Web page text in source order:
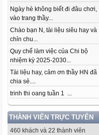
Ngày hè không biết đi đâu chơi,
vào trang thầy...
Chào bạn N, tài liệu siêu hay và
chỉn chu...
Quy chế làm việc của Chi bộ
nhiệm kỳ 2025-2030...
Tài liệu hay, cảm ơn thầy HN đã
chia sẻ....
trinh thi oang tuần 1 ...
THÀNH VIÊN TRỰC TUYẾN
460 khách và 22 thành viên